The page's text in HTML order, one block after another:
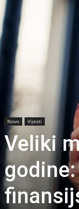
Novo Vijesti
Veliki